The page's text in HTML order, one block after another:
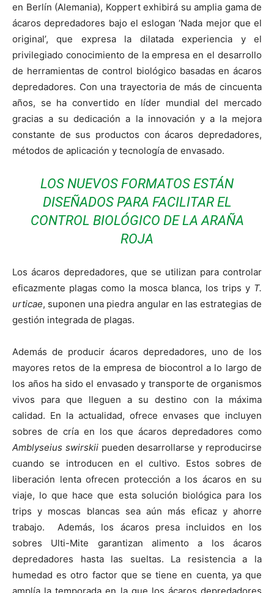
en Berlín (Alemania), Koppert exhibirá su amplia gama de
ácaros depredadores bajo el eslogan ‘Nada mejor que el
original’, que expresa la dilatada experiencia y el
privilegiado conocimiento de la empresa en el desarrollo
de herramientas de control biológico basadas en ácaros
depredadores. Con una trayectoria de más de cincuenta
años, se ha convertido en líder mundial del mercado
gracias a su dedicación a la innovación y a la mejora
constante de sus productos con ácaros depredadores,
métodos de aplicación y tecnología de envasado.
LOS NUEVOS FORMATOS ESTÁN
DISEÑADOS PARA FACILITAR EL
CONTROL BIOLÓGICO DE LA ARAÑA
ROJA
Los ácaros depredadores, que se utilizan para controlar
eficazmente plagas como la mosca blanca, los trips y T.
urticae, suponen una piedra angular en las estrategias de
gestión integrada de plagas.
Además de producir ácaros depredadores, uno de los
mayores retos de la empresa de biocontrol a lo largo de
los años ha sido el envasado y transporte de organismos
vivos para que lleguen a su destino con la máxima
calidad. En la actualidad, ofrece envases que incluyen
sobres de cría en los que ácaros depredadores como
Amblyseius swirskiipueden desarrollarse y reproducirse
cuando se introducen en el cultivo. Estos sobres de
liberación lenta ofrecen protección a los ácaros en su
viaje, lo que hace que esta solución biológica para los
trips y moscas blancas sea aún más eficaz y ahorre
trabajo. Además, los ácaros presa incluidos en los
sobres Ulti-Mite garantizan alimento a los ácaros
depredadores hasta las sueltas. La resistencia a la
humedad es otro factor que se tiene en cuenta, ya que
amplía la temporada en la que los ácaros depredadores